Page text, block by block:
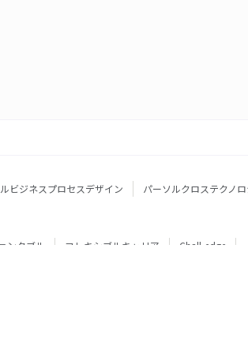
ビジネスプロセスデザイン パーソルクロステクノ
ンタブル フレキシブルキャリア Chall-edge